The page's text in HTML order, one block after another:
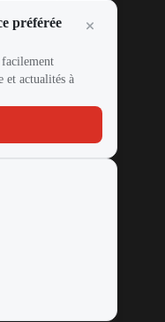
préférée
et actualités à